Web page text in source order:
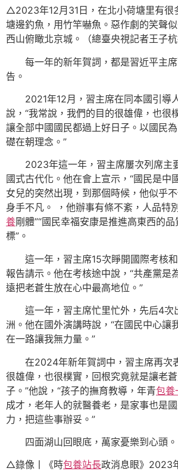
△2023年12月31日，在北小荷塘里有很
塘邊釣魚，用竹竿嚇魚。惡作劇的笑聲
西山俯瞰北京城。（總臺央視記者王子杭
每一年的新年賀詞，都是習近平主
告。
2021年12月，習主席在同本國引導
說，“我常說，我們的目的很雄偉，也很
讓全部中國國民都過上好日子。以國民
礎在朝理念。”
2023年這一年，習主席屢次列席主
國式古代化。他在會上宣示，“國民是中
女兒的突然出現，到那個時候，他似乎
身手不凡。 ，他辦事有條不紊，人品特
養剛體”“國民幸福安康是推進高東西的
標”。
這一年，習主席15次睜開國際考核
報告請示。他在考核途中說，“共產黨是
遠把老蒼生放在心中最高地位。”
這一年，習主席忙里忙外，先后4次
洲。他在國外演講時說，“在國民中心讓
在一路讓我無力量。”
在2024年新年賀詞中，習主席再次
很雄偉，也很樸實，回根究竟就是讓老
子。”他說，“孩子的撫育教導，年青包養
成才，老年人的就醫養老，是家事也是
力，把這些事辦妥。”
四面湖山回眼底，萬家憂樂到心頭。
△錄像丨《時包養站長政消息眼》2023